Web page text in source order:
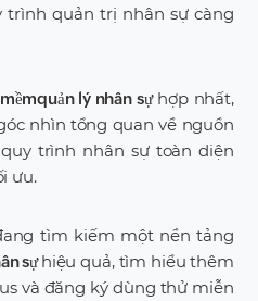
trình quản trị nhân sự càng
quản lý nhân sựhợp nhất,
nhìn tổng quan về nguồn
trình nhân sự toàn diện
ưu.
tìm kiếm một nền tảng
sựhiệu quả, tìm hiểu thêm
và đăng ký dùng thử miễn